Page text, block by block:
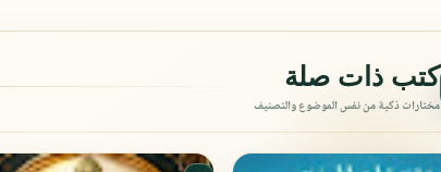
كتب ذات صلة
مختارات ذكية من نفس الموضوع والتصنيف